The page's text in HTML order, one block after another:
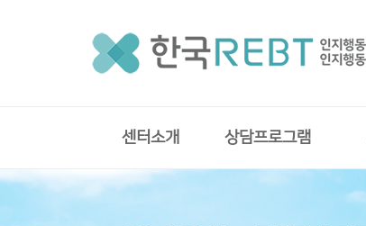
센터소개 상담프로그램